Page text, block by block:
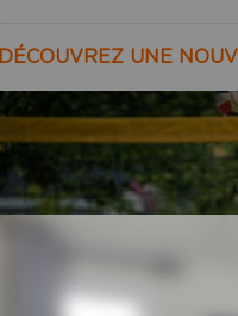
DÉCOUVREZ UNE